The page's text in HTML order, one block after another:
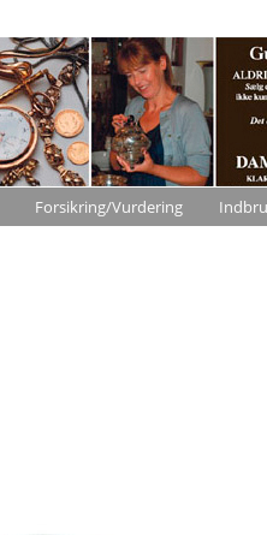
Forsikring/Vurdering